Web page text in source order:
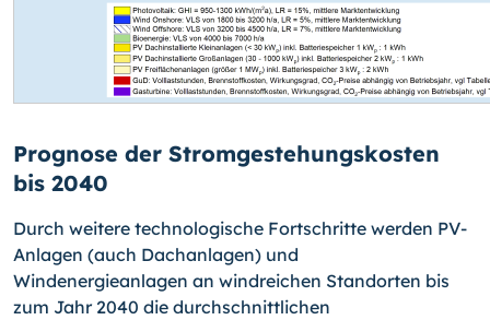
Prognose der Stromgestehungskosten
bis 2040
Durch weitere technologische Fortschritte werden PV-
Anlagen (auch Dachanlagen) und
Windenergieanlagen an windreichen Standorten bis
zum Jahr 2040 die durchschnittlichen